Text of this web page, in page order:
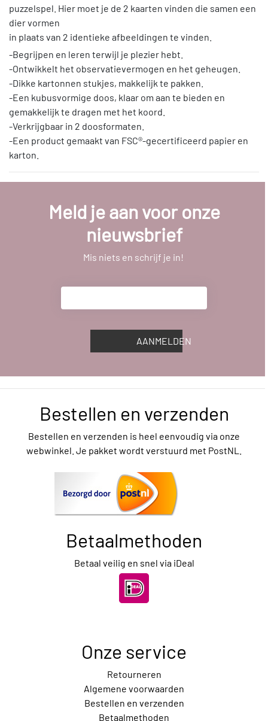
puzzelspel. Hier moet je de 2 kaarten vinden die samen een
dier vormen
in plaats van 2 identieke afbeeldingen te vinden.
-Begrijpen en leren terwijl je plezier hebt.
-Ontwikkelt het observatievermogen en het geheugen.
-Dikke kartonnen stukjes, makkelijk te pakken.
-Een kubusvormige doos, klaar om aan te bieden en
gemakkelijk te dragen met het koord.
-Verkrijgbaar in 2 doosformaten.
-Een product gemaakt van FSC®-gecertificeerd papier en
karton.
Meld je aan voor onze
nieuwsbrief
Mis niets en schrijf je in!
AANMELDEN
Bestellen en verzenden
Bestellen en verzenden is heel eenvoudig via onze
webwinkel. Je pakket wordt verstuurd met PostNL.
Betaalmethoden
Betaal veilig en snel via iDeal
Onze service
Retourneren
Algemene voorwaarden
Bestellen en verzenden
Betaalmethoden